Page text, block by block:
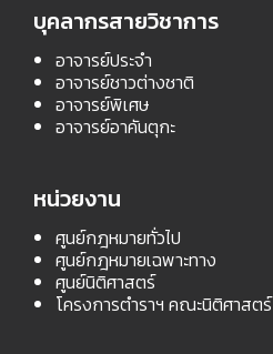
บุคลากรสายวิชาการ
อาจารย์ประจำ
อาจารย์ชาวต่างชาติ
อาจารย์พิเศษ
อาจารย์อาคันตุกะ
หน่วยงาน
ศูนย์กฎหมายทั่วไป
ศูนย์กฎหมายเฉพาะทาง
ศูนย์นิติศาสตร์
โครงการตำราฯ คณะนิติศาสตร์